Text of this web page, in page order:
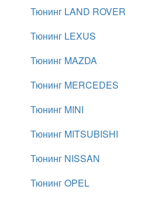
Тюнинг LAND ROVER
Тюнинг LEXUS
Тюнинг MAZDA
Тюнинг MERCEDES
Тюнинг MINI
Тюнинг MITSUBISHI
Тюнинг NISSAN
Тюнинг OPEL